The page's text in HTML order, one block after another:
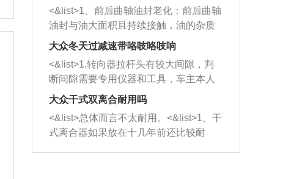
西取出来。但如果是因为积碳过多引起
的堵塞，就需要将三元催化器泡在草酸
洗剂对堵塞的情况得到解决，将清洗剂
放在燃油箱中，与燃油混合后，车辆启
动时，就可以和汽油一起进入到燃烧
室，最后形成废气排出，就可以让三元
催化器得到清洗，排气管堵塞的情况就
能够得到解决。
一圈半的练习，往右同样也要打相同的
圈数。 <&list>3、最后强调要反复练
习，这样就可以形成肌肉记忆，在真实
驾驶车辆时，不需要记忆也能打好方
向。
<&list>1、前后曲轴油封老化：前后曲轴
油封与油大面积且持续接触，油的杂质
和发动机内持续温度变化使其密封效果
逐渐减弱，导致渗油或漏油。<&list>2、
活塞间隙过大：积碳会使活塞环与缸体
的间隙扩大，导致机油流入燃烧室中，
造成烧机油。<&list>3、机油粘度。使用
机油粘度过小的话，同样会有烧机油现
象，机油粘度过小具有很好的流动性，
大众冬天过减速带咯吱咯吱响
<&list>1.转向器拉杆头有较大间隙，判
断间隙需要专用仪器和工具，车主本人
无法制作，需要将车辆送到修理厂或4s
店；<&list>2.车辆半轴套管防尘罩破
裂，破裂后会出现漏油现象，使半轴磨
损严重，磨损的半轴容易损坏，产生异
响；<&list>3.稳定器的转向胶套和球头
大众干式双离合耐用吗
<&list>总体而言不太耐用。<&list>1、干
式离合器如果放在十几年前还比较耐